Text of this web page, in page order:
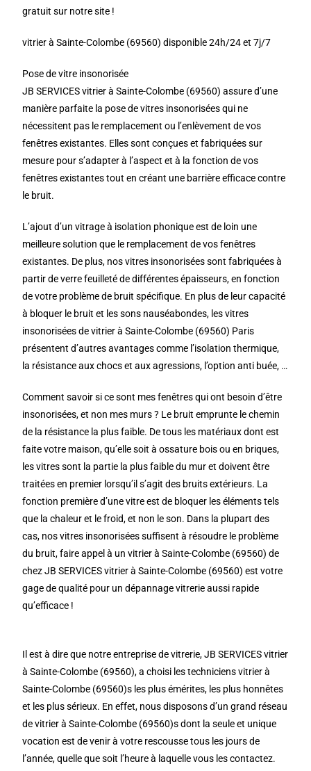
gratuit sur notre site !
vitrier à Sainte-Colombe (69560) disponible 24h/24 et 7j/7
Pose de vitre insonorisée
JB SERVICES vitrier à Sainte-Colombe (69560) assure d’une
manière parfaite la pose de vitres insonorisées qui ne
nécessitent pas le remplacement ou l’enlèvement de vos
fenêtres existantes. Elles sont conçues et fabriquées sur
mesure pour s’adapter à l’aspect et à la fonction de vos
fenêtres existantes tout en créant une barrière efficace contre
le bruit.
L’ajout d’un vitrage à isolation phonique est de loin une
meilleure solution que le remplacement de vos fenêtres
existantes. De plus, nos vitres insonorisées sont fabriquées à
partir de verre feuilleté de différentes épaisseurs, en fonction
de votre problème de bruit spécifique. En plus de leur capacité
à bloquer le bruit et les sons nauséabondes, les vitres
insonorisées de vitrier à Sainte-Colombe (69560) Paris
présentent d’autres avantages comme l’isolation thermique,
la résistance aux chocs et aux agressions, l’option anti buée, …
Comment savoir si ce sont mes fenêtres qui ont besoin d’être
insonorisées, et non mes murs ? Le bruit emprunte le chemin
de la résistance la plus faible. De tous les matériaux dont est
faite votre maison, qu’elle soit à ossature bois ou en briques,
les vitres sont la partie la plus faible du mur et doivent être
traitées en premier lorsqu’il s’agit des bruits extérieurs. La
fonction première d’une vitre est de bloquer les éléments tels
que la chaleur et le froid, et non le son. Dans la plupart des
cas, nos vitres insonorisées suffisent à résoudre le problème
du bruit, faire appel à un vitrier à Sainte-Colombe (69560) de
chez JB SERVICES vitrier à Sainte-Colombe (69560) est votre
gage de qualité pour un dépannage vitrerie aussi rapide
qu’efficace !
Il est à dire que notre entreprise de vitrerie, JB SERVICES vitrier
à Sainte-Colombe (69560), a choisi les techniciens vitrier à
Sainte-Colombe (69560)s les plus émérites, les plus honnêtes
et les plus sérieux. En effet, nous disposons d’un grand réseau
de vitrier à Sainte-Colombe (69560)s dont la seule et unique
vocation est de venir à votre rescousse tous les jours de
l’année, quelle que soit l’heure à laquelle vous les contactez.